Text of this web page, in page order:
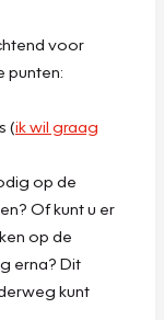
voor
punten:
(ik wil graag
op de
Of kunt u er
op de
erna? Dit
kunt